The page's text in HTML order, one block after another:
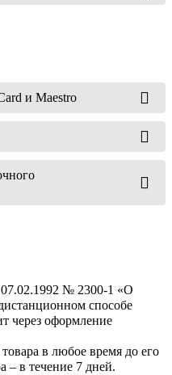
и Maestro
№ 2300-1 «О
способе
через оформление
в любое время до его
– в течение 7 дней.